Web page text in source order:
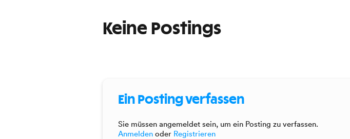
Keine Postings
Ein Posting verfassen
Sie müssen angemeldet sein, um ein Posting zu verfassen.
Anmelden oder Registrieren